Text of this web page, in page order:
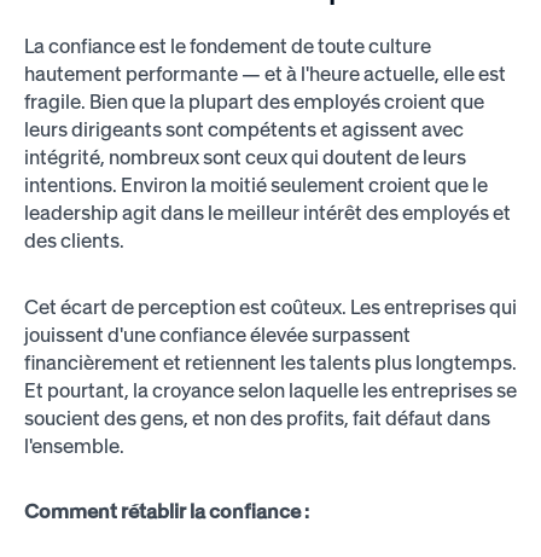
La confiance est le fondement de toute culture
hautement performante — et à l'heure actuelle, elle est
fragile. Bien que la plupart des employés croient que
leurs dirigeants sont compétents et agissent avec
intégrité, nombreux sont ceux qui doutent de leurs
intentions. Environ la moitié seulement croient que le
leadership agit dans le meilleur intérêt des employés et
des clients.
Cet écart de perception est coûteux. Les entreprises qui
jouissent d'une confiance élevée surpassent
financièrement et retiennent les talents plus longtemps.
Et pourtant, la croyance selon laquelle les entreprises se
soucient des gens, et non des profits, fait défaut dans
l'ensemble.
Comment rétablir la confiance :